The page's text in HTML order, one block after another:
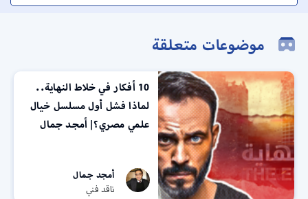
موضوعات متعلقة
10 أفكار في خلاط النهاية..
لماذا فشل أول مسلسل خيال
علمي مصري؟| أمجد جمال
أمجد جمال
ناقد فني